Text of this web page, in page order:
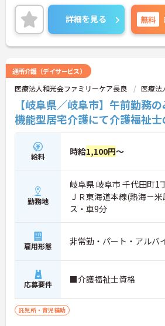
詳細を見る 無料
通所介護（デイサービス）
医療法人和光会ファミリーケア長良 医療法
【岐阜県／岐阜市】午前勤務
機能型居宅介護にて介護福祉
給料 時給1,100円～
勤務地
岐阜県 岐阜市 千代田町1
ＪＲ東海道本線(熱海－
ス・車9分
雇用形態 非常勤・パート・アルバ
応募要件 ■介護福祉士資格
託児所・育児補助